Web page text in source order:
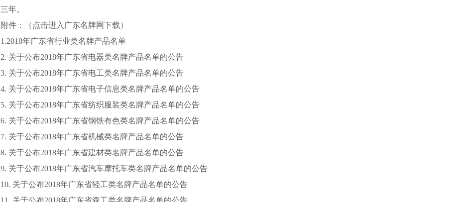
三年。
附件：
（点击进入广东名牌网下载）
1.2018年广东省行业类名牌产品名单
2. 关于公布2018年广东省电器类名牌产品名单的公告
3. 关于公布2018年广东省电工类名牌产品名单的公告
4. 关于公布2018年广东省电子信息类名牌产品名单的公告
5. 关于公布2018年广东省纺织服装类名牌产品名单的公告
6. 关于公布2018年广东省钢铁有色类名牌产品名单的公告
7. 关于公布2018年广东省机械类名牌产品名单的公告
8. 关于公布2018年广东省建材类名牌产品名单的公告
9. 关于公布2018年广东省汽车摩托车类名牌产品名单的公告
10. 关于公布2018年广东省轻工类名牌产品名单的公告
11. 关于公布2018年广东省森工类名牌产品名单的公告